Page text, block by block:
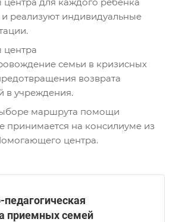
реализуют индивидуальные
центра
семьи в кризисных
возврата
в учреждения.
маршрута помощи
принимается на консилиуме из
центра.
педагогическая
приемных семей